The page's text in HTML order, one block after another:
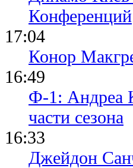
Конференций
17:04
Конор
16:49
Ф-1: Андреа
части сезона
16:33
Джейдон